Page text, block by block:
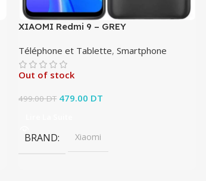
XIAOMI Redmi 9 – GREY
Téléphone et Tablette,Smartphone
Out of stock
499.00DT Le prix initial était : 499.00 DT.
479.00 DT
BRAND Xiaomi